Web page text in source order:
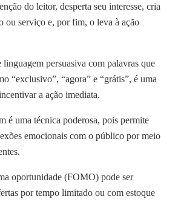
do leitor, desperta seu interesse, cria
ou serviço e, por fim, o leva à ação
persuasiva com palavras que
“exclusivo”, “agora” e “grátis”, é uma
a ação imediata.
é uma técnica poderosa, pois permite
emocionais com o público por meio
oportunidade (FOMO) pode ser
por tempo limitado ou com estoque